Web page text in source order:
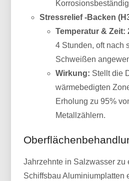
Stressrelief -Backen
Temperatur & Zeit:
4 Stunden, oft nach
Schweißen
Wirkung: Stellt die
wärmebedigten
Erholung zu 95%
Metallzählern.
Jahrzehnte in Salzwasser zu
Schiffsbau Aluminiumplatten